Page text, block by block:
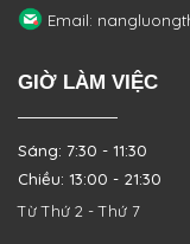
Email:
GIỜ LÀM VIỆC
Sáng: 7:30 - 11:30
Chiều: 13:00 - 21:30
Từ Thứ 2 - Thứ 7